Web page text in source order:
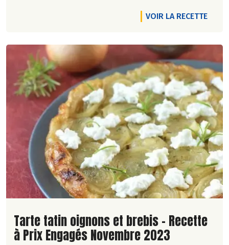
VOIR LA RECETTE
Lire la suite de la recette
Tarte tatin oignons et brebis - Recette
à Prix Engagés Novembre 2023